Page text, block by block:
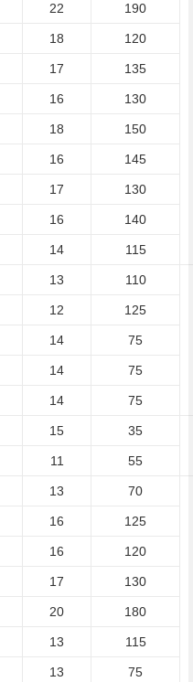
22 190
18 120
17 135
16 130
18 150
16 145
17 130
16 140
14 115
13 110
12 125
14 75
14 75
14 75
15 35
11 55
13 70
16 125
16 120
17 130
20 180
13 115
13 75